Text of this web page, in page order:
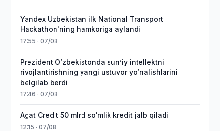
Yandex Uzbekistan ilk National Transport
Hackathon'ning hamkoriga aylandi
17:55 · 07/08
Prezident Oʻzbekistonda sunʼiy intellektni
rivojlantirishning yangi ustuvor yoʻnalishlarini
belgilab berdi
17:46 · 07/08
Agat Credit 50 mlrd so‘mlik kredit jalb qiladi
12:15 · 07/08